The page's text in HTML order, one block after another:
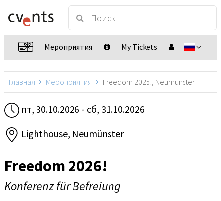
Мероприятия My Tickets
Главная Мероприятия Freedom 2026!, Neumünster
пт, 30.10.2026 - сб, 31.10.2026
Lighthouse, Neumünster
Freedom 2026!
Konferenz für Befreiung